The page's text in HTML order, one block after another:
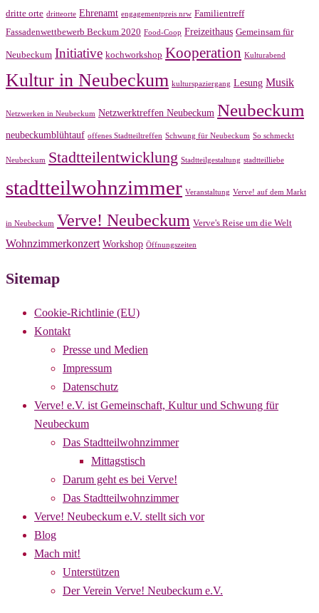
dritte orte dritteorte Ehrenamt engagementpreis nrw Familientreff
Fassadenwettbewerb Beckum 2020 Food-Coop Freizeithaus Gemeinsam für
Neubeckum Initiative kochworkshop Kooperation Kulturabend
Kultur in Neubeckum kulturspaziergang Lesung Musik
Netzwerken in Neubeckum Netzwerktreffen Neubeckum Neubeckum
neubeckumblühtauf offenes Stadtteiltreffen Schwung für Neubeckum So schmeckt
Neubeckum Stadtteilentwicklung Stadtteilgestaltung stadtteilliebe
stadtteilwohnzimmer Veranstaltung Verve! auf dem Markt
in Neubeckum Verve! Neubeckum Verve's Reise um die Welt
Wohnzimmerkonzert Workshop Öffnungszeiten
Sitemap
Cookie-Richtlinie (EU)
Kontakt
Presse und Medien
Impressum
Datenschutz
Verve! e.V. ist Gemeinschaft, Kultur und Schwung für
Neubeckum
Das Stadtteilwohnzimmer
Mittagstisch
Darum geht es bei Verve!
Das Stadtteilwohnzimmer
Verve! Neubeckum e.V. stellt sich vor
Blog
Mach mit!
Unterstützen
Der Verein Verve! Neubeckum e.V.